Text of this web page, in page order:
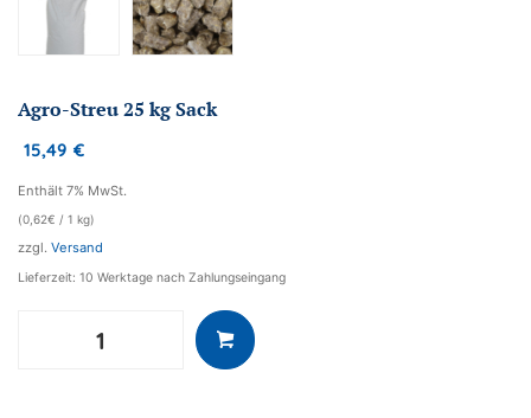
Agro-Streu 25 kg Sack
15,49 €
Enthält 7% MwSt.
(0,62€ / 1 kg)
zzgl. Versand
Lieferzeit: 10 Werktage nach Zahlungseingang